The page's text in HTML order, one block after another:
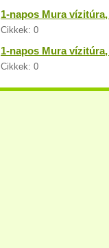
1-napos Mura
Cikkek: 0
1-napos Mura
Cikkek: 0